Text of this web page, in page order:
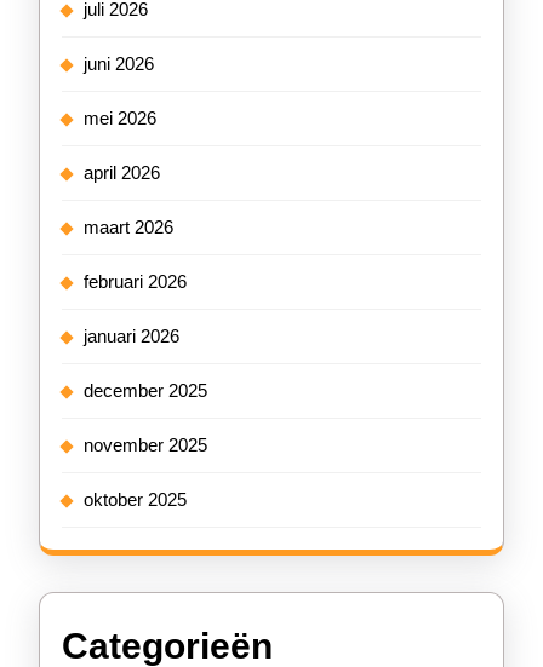
juli 2026
juni 2026
mei 2026
april 2026
maart 2026
februari 2026
januari 2026
december 2025
november 2025
oktober 2025
Categorieën